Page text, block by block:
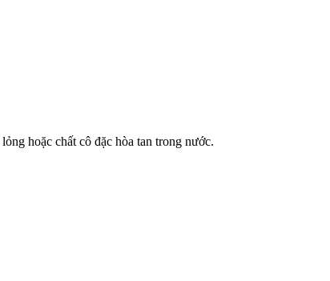
hoặc chất cô đặc hòa tan trong nước.